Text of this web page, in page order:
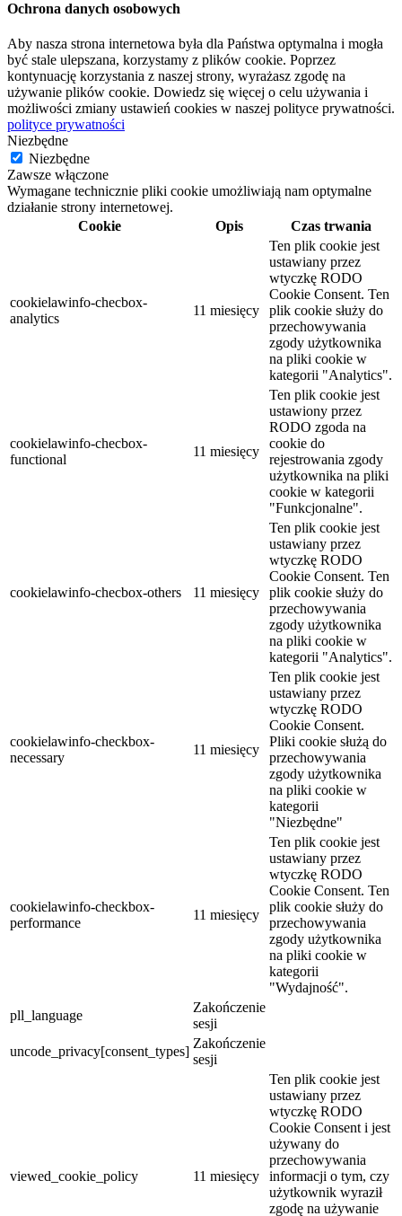
Ochrona danych osobowych
Aby nasza strona internetowa była dla Państwa optymalna i mogła
być stale ulepszana, korzystamy z plików cookie. Poprzez
kontynuację korzystania z naszej strony, wyrażasz zgodę na
używanie plików cookie. Dowiedz się więcej o celu używania i
możliwości zmiany ustawień cookies w naszej polityce prywatności.
polityce prywatności
Niezbędne
Niezbędne
Zawsze włączone
Wymagane technicznie pliki cookie umożliwiają nam optymalne
działanie strony internetowej.
Cookie
Opis Czas trwania
cookielawinfo-checbox-
analytics
11 miesięcy
Ten plik cookie jest
ustawiany przez
wtyczkę RODO
Cookie Consent. Ten
plik cookie służy do
przechowywania
zgody użytkownika
na pliki cookie w
kategorii "Analytics".
cookielawinfo-checbox-
functional
11 miesięcy
Ten plik cookie jest
ustawiony przez
RODO zgoda na
cookie do
rejestrowania zgody
użytkownika na pliki
cookie w kategorii
"Funkcjonalne".
cookielawinfo-checbox-others 11 miesięcy
Ten plik cookie jest
ustawiany przez
wtyczkę RODO
Cookie Consent. Ten
plik cookie służy do
przechowywania
zgody użytkownika
na pliki cookie w
kategorii "Analytics".
cookielawinfo-checkbox-
necessary
11 miesięcy
Ten plik cookie jest
ustawiany przez
wtyczkę RODO
Cookie Consent.
Pliki cookie służą do
przechowywania
zgody użytkownika
na pliki cookie w
kategorii
"Niezbędne"
cookielawinfo-checkbox-
performance
11 miesięcy
Ten plik cookie jest
ustawiany przez
wtyczkę RODO
Cookie Consent. Ten
plik cookie służy do
przechowywania
zgody użytkownika
na pliki cookie w
kategorii
"Wydajność".
pll_language
Zakończenie
sesji
uncode_privacy[consent_types]
Zakończenie
sesji
viewed_cookie_policy 11 miesięcy
Ten plik cookie jest
ustawiany przez
wtyczkę RODO
Cookie Consent i jest
używany do
przechowywania
informacji o tym, czy
użytkownik wyraził
zgodę na używanie